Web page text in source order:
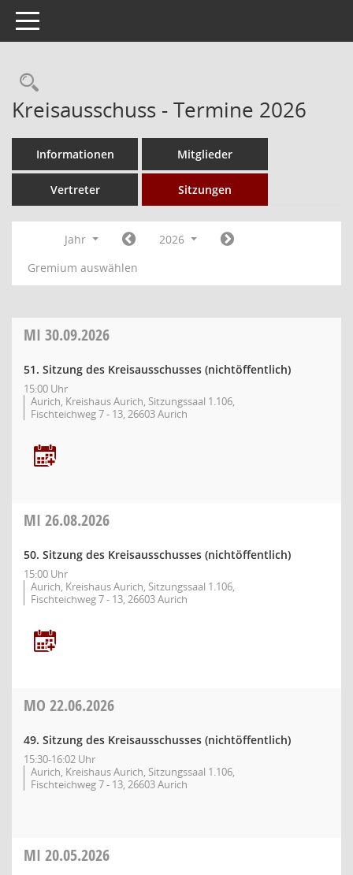
Toggle navigation
Rechercheauswahl
Kreisausschuss - Termine 2026
Informationen Mitglieder
Vertreter Sitzungen
Jahr
2026
Gremium auswählen
MI 30.09.2026
51. Sitzung des Kreisausschusses (nichtöffentlich)
15:00 Uhr
Aurich, Kreishaus Aurich, Sitzungssaal 1.106,
Fischteichweg 7 - 13, 26603 Aurich
MI 26.08.2026
50. Sitzung des Kreisausschusses (nichtöffentlich)
15:00 Uhr
Aurich, Kreishaus Aurich, Sitzungssaal 1.106,
Fischteichweg 7 - 13, 26603 Aurich
MO 22.06.2026
49. Sitzung des Kreisausschusses (nichtöffentlich)
15:30-16:02 Uhr
Aurich, Kreishaus Aurich, Sitzungssaal 1.106,
Fischteichweg 7 - 13, 26603 Aurich
MI 20.05.2026